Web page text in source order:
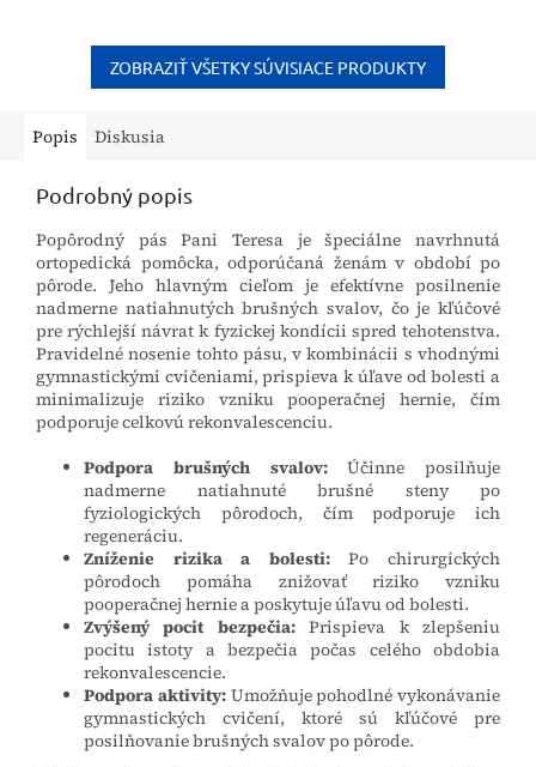
stabilizácie chrbtice....
nečistoty, hydratuje...
ZOBRAZIŤ VŠETKY SÚVISIACE PRODUKTY
Popis Diskusia
Podrobný popis
Popôrodný pás Pani Teresa je špeciálne navrhnutá
ortopedická pomôcka, odporúčaná ženám v období po
pôrode. Jeho hlavným cieľom je efektívne posilnenie
nadmerne natiahnutých brušných svalov, čo je kľúčové
pre rýchlejší návrat k fyzickej kondícii spred tehotenstva.
Pravidelné nosenie tohto pásu, v kombinácii s vhodnými
gymnastickými cvičeniami, prispieva k úľave od bolesti a
minimalizuje riziko vzniku pooperačnej hernie, čím
podporuje celkovú rekonvalescenciu.
Podpora brušných svalov:Účinne posilňuje
nadmerne natiahnuté brušné steny po
fyziologických pôrodoch, čím podporuje ich
regeneráciu.
Zníženie rizika a bolesti:Po chirurgických
pôrodoch pomáha znižovať riziko vzniku
pooperačnej hernie a poskytuje úľavu od bolesti.
Zvýšený pocit bezpečia:Prispieva k zlepšeniu
pocitu istoty a bezpečia počas celého obdobia
rekonvalescencie.
Podpora aktivity:Umožňuje pohodlné vykonávanie
gymnastických cvičení, ktoré sú kľúčové pre
posilňovanie brušných svalov po pôrode.